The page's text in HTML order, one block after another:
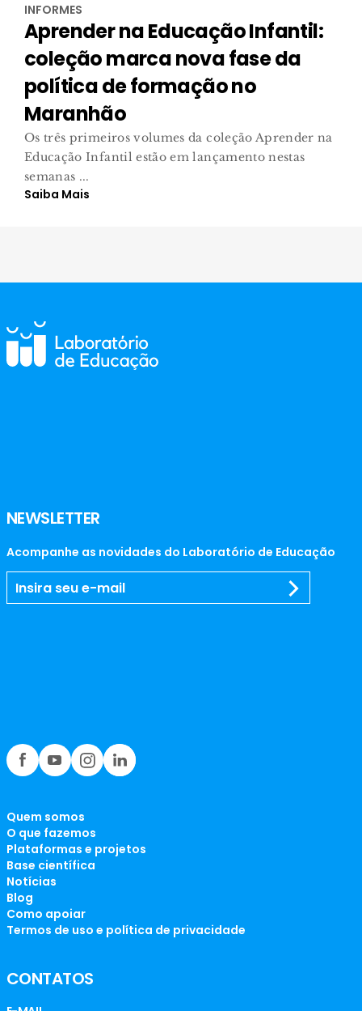
INFORMES
Aprender na Educação Infantil:
coleção marca nova fase da
política de formação no
Maranhão
Os três primeiros volumes da coleção Aprender na
Educação Infantil estão em lançamento nestas
semanas ...
Saiba Mais
NEWSLETTER
Acompanhe as novidades do Laboratório de Educação
Quem somos
O que fazemos
Plataformas e projetos
Base científica
Notícias
Blog
Como apoiar
Termos de uso e política de privacidade
CONTATOS